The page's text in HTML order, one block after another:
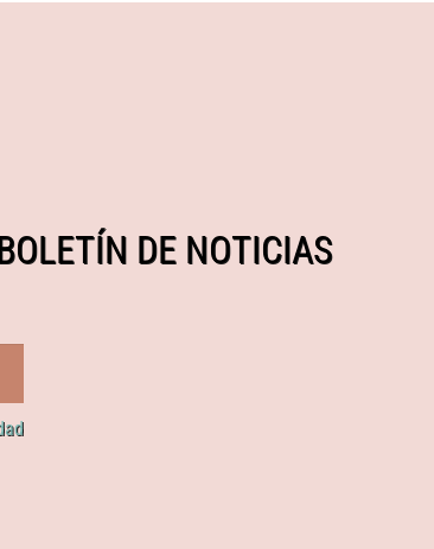
DE NOTICIAS